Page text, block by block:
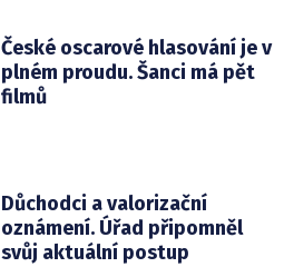
České oscarové hlasování je v
plném proudu. Šanci má pět
filmů
Důchodci a valorizační
oznámení. Úřad připomněl
svůj aktuální postup